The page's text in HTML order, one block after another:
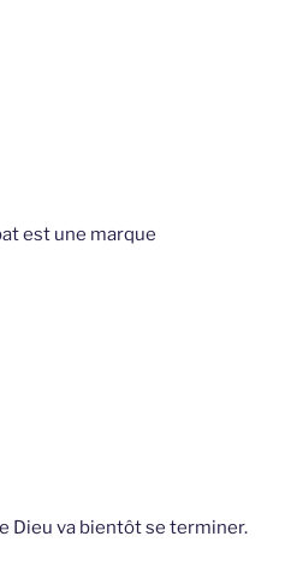
est une marque
Dieu va bientôt se terminer.